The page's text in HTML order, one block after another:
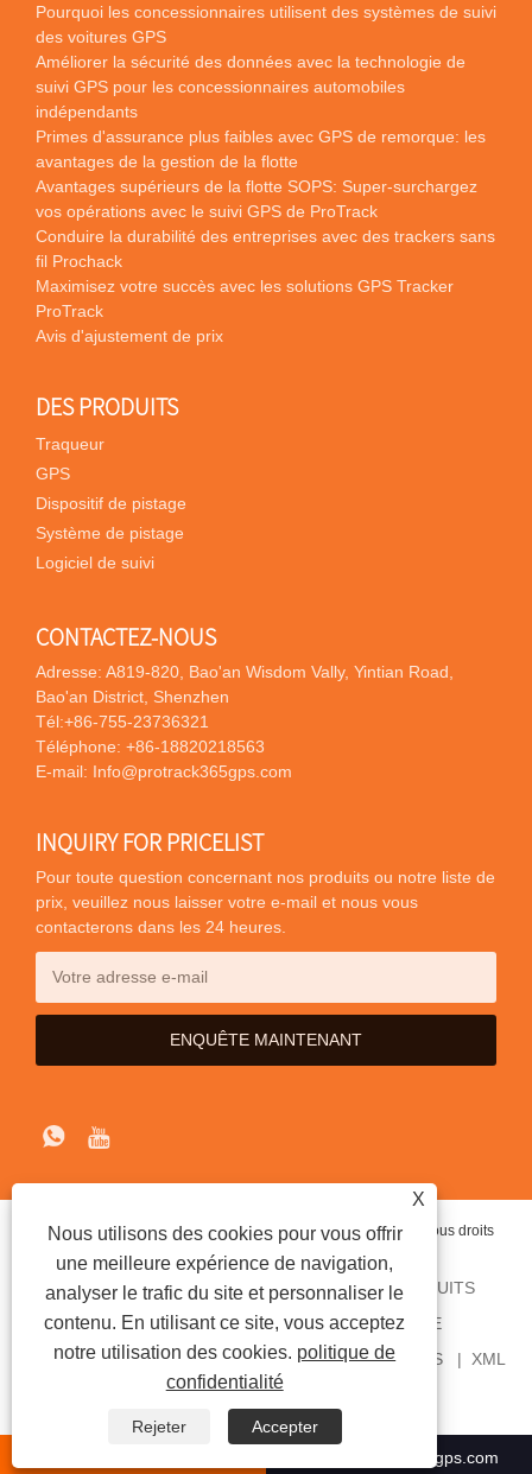
Pourquoi les concessionnaires utilisent des systèmes de suivi
des voitures GPS
Améliorer la sécurité des données avec la technologie de
suivi GPS pour les concessionnaires automobiles
indépendants
Primes d'assurance plus faibles avec GPS de remorque: les
avantages de la gestion de la flotte
Avantages supérieurs de la flotte SOPS: Super-surchargez
vos opérations avec le suivi GPS de ProTrack
Conduire la durabilité des entreprises avec des trackers sans
fil Prochack
Maximisez votre succès avec les solutions GPS Tracker
ProTrack
Avis d'ajustement de prix
DES PRODUITS
Traqueur
GPS
Dispositif de pistage
Système de pistage
Logiciel de suivi
CONTACTEZ-NOUS
Adresse: A819-820, Bao'an Wisdom Vally, Yintian Road,
Bao'an District, Shenzhen
Tél:+86-755-23736321
Téléphone: +86-18820218563
E-mail: Info@protrack365gps.com
INQUIRY FOR PRICELIST
Pour toute question concernant nos produits ou notre liste de
prix, veuillez nous laisser votre e-mail et nous vous
contacterons dans les 24 heures.
Copyright © 2020 Shenzhen iTrybrand Technology Co., Ltd Tous droits
réservés.
ACCUEIL À PROPOS DE NOUS
DES PRODUITS
NOUVELLES
ENVOYER UNE DEMANDE
CONTACTEZ-NOUS
LIENS SITEMAP RSS
XML
PRIVACY POLICY
X
Nous utilisons des cookies pour vous offrir
une meilleure expérience de navigation,
analyser le trafic du site et personnaliser le
contenu. En utilisant ce site, vous acceptez
notre utilisation des cookies. politique de
confidentialité
Rejeter
Accepter
Info@protrack365gps.com